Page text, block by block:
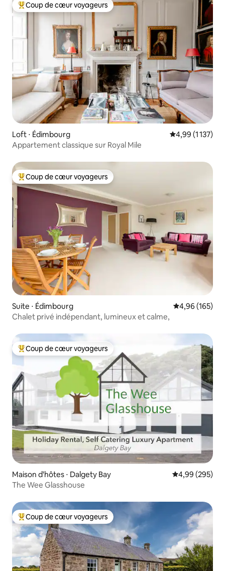
Coups de cœur voyageurs les plus appréciés
Coup de cœur voyageurs
Loft ⋅ Édimbourg Évaluation
4,99 (1 137)
Appartement classique sur Royal Mile
Coups de cœur voyageurs les plus appréciés
Coup de cœur voyageurs
Suite ⋅ Édimbourg Évaluation
4,96 (165)
Chalet privé indépendant, lumineux et calme,
Coups de cœur voyageurs les plus appréciés
Coup de cœur voyageurs
Maison d'hôtes ⋅ Dalgety Bay Évaluation
4,99 (295)
The Wee Glasshouse
Coups de cœur voyageurs les plus appréciés
Coup de cœur voyageurs